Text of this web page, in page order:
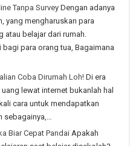
Tanpa Survey Dengan adanya
yang mengharuskan para
atau belajar dari rumah.
para orang tua, Bagaimana
Coba Dirumah Loh! Di era
lewat internet bukanlah hal
cara untuk mendapatkan
Biar Cepat Pandai Apakah